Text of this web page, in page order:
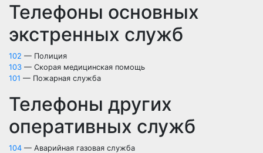
Телефоны основных
экстренных служб
102 — Полиция
103 — Скорая медицинская помощь
101 — Пожарная служба
Телефоны других
оперативных служб
104 — Аварийная газовая служба